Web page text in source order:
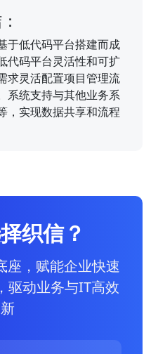
于低代码平台搭建而成
代码平台灵活性和可扩
求灵活配置项目管理流
系统支持与其他业务系
，实现数据共享和流程
织信？
座，赋能企业快速
驱动业务与IT高效